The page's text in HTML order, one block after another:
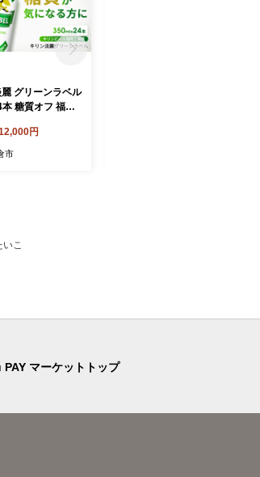
グリーンラベル
糖質オフ 福岡
酒 送料無料 ギ
ケース
円
市
こ
PAY マーケットトップ